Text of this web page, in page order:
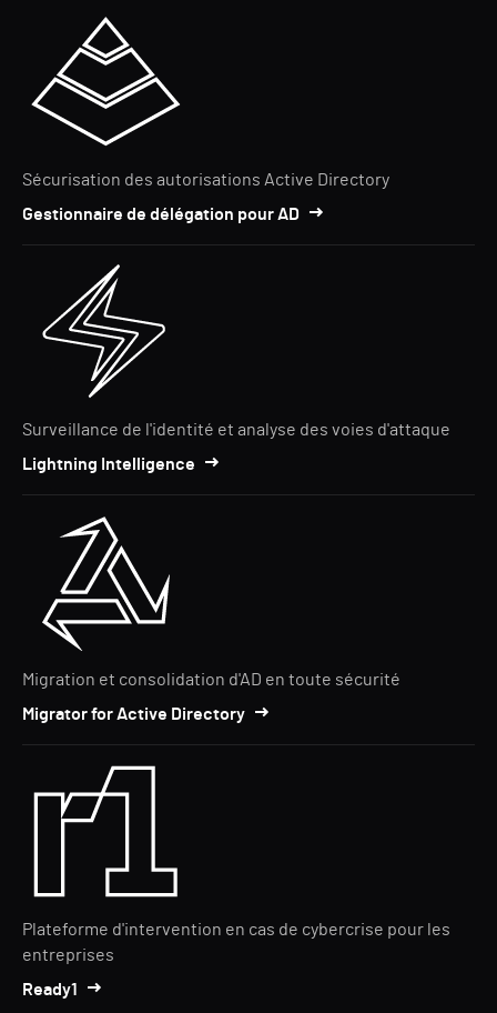
Sécurisation des autorisations Active Directory
Gestionnaire de délégation pour AD
Surveillance de l'identité et analyse des voies d'attaque
Lightning Intelligence
Migration et consolidation d'AD en toute sécurité
Migrator for Active Directory
Plateforme d'intervention en cas de cybercrise pour les
entreprises
Ready1